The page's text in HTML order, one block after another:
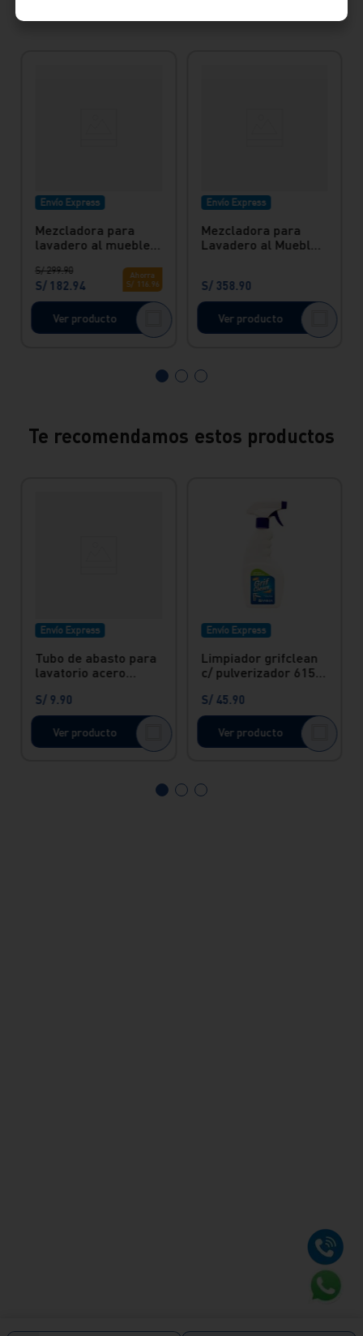
Envío Express
Mezcladora para
lavadero al mueble
Italgrif
S/ 299.90
S/ 182.94
Ahorra
S/ 116. 96
Ver producto
Envío Express
Mezcladora para
Lavadero al Mueble
S/ 358.90
Ver producto
Te recomendamos estos productos
Envío Express
Tubo de abasto para
lavatorio acero
40 cm Vainsa
S/ 9.90
Ver producto
Envío Express
Limpiador grifclean
c/ pulverizador 615
S/ 45.90
Ver producto